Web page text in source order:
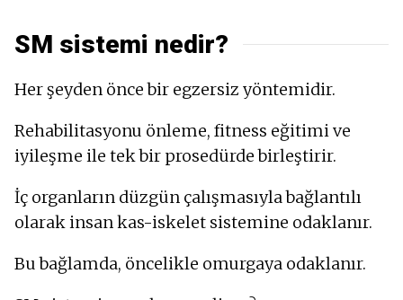
SM sistemi nedir?
Her şeyden önce bir egzersiz yöntemidir.
Rehabilitasyonu önleme, fitness eğitimi ve
iyileşme ile tek bir prosedürde birleştirir.
İç organların düzgün çalışmasıyla bağlantılı
olarak insan kas-iskelet sistemine odaklanır.
Bu bağlamda, öncelikle omurgaya odaklanır.